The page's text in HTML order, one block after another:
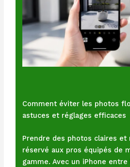
Comment éviter les photos
astuces et réglages efficaces
Prendre des photos claires et
réservé aux pros équipés de
gamme. Avec un iPhone